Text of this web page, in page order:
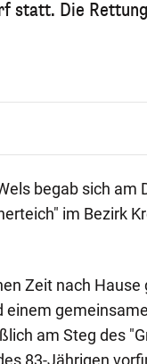
statt. Die
begab sich
im Bezirk
Zeit nach
einem
am Steg des
83-Jährigen